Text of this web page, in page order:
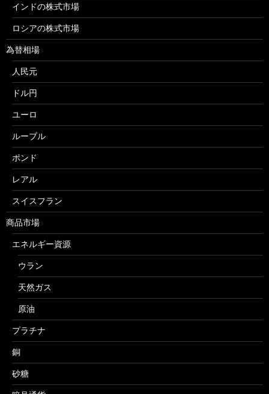
インドの株式市場
ロシアの株式市場
為替相場
人民元
ドル円
ユーロ
ルーブル
ポンド
レアル
スイスフラン
商品市場
エネルギー資源
ウラン
天然ガス
原油
プラチナ
銅
砂糖